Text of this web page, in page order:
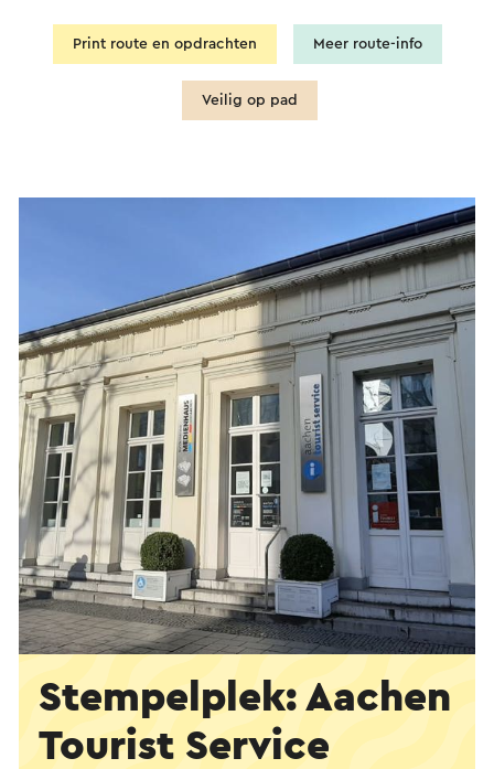
Print route en opdrachten Meer route-info
Veilig op pad
Stempelplek: Aachen
Tourist Service